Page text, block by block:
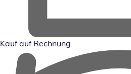
Kauf auf Rechnung